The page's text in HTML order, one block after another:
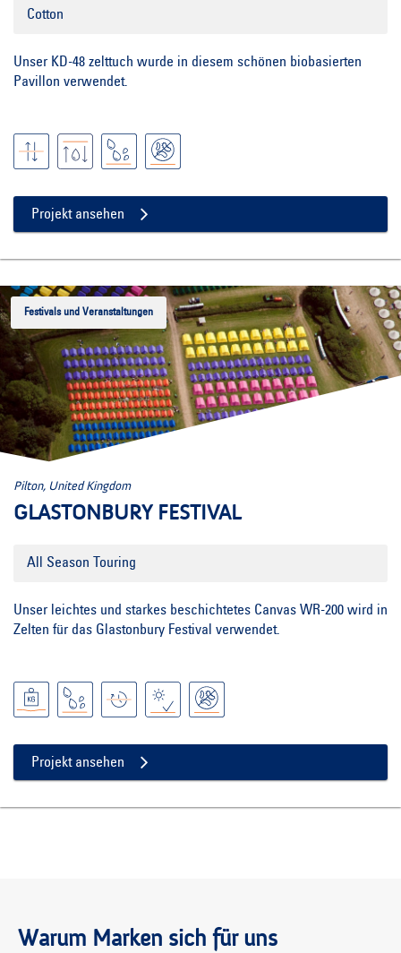
Cotton
Unser KD-48 zelttuch wurde in diesem schönen biobasierten
Pavillon verwendet.
Projekt ansehen
Festivals und Veranstaltungen
Pilton, United Kingdom
GLASTONBURY FESTIVAL
All Season Touring
Unser leichtes und starkes beschichtetes Canvas WR-200 wird in
Zelten für das Glastonbury Festival verwendet.
Projekt ansehen
Warum Marken sich für uns